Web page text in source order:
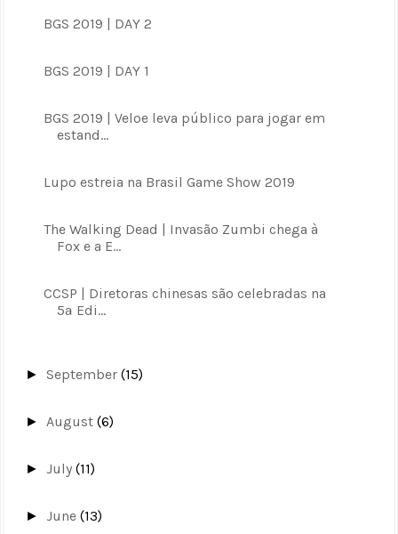
BGS 2019 | DAY 2
BGS 2019 | DAY 1
BGS 2019 | Veloe leva público para jogar em
estand...
Lupo estreia na Brasil Game Show 2019
The Walking Dead | Invasão Zumbi chega à
Fox e a E...
CCSP | Diretoras chinesas são celebradas na
5ª Edi...
►September(15)
► August(6)
►July(11)
►June(13)